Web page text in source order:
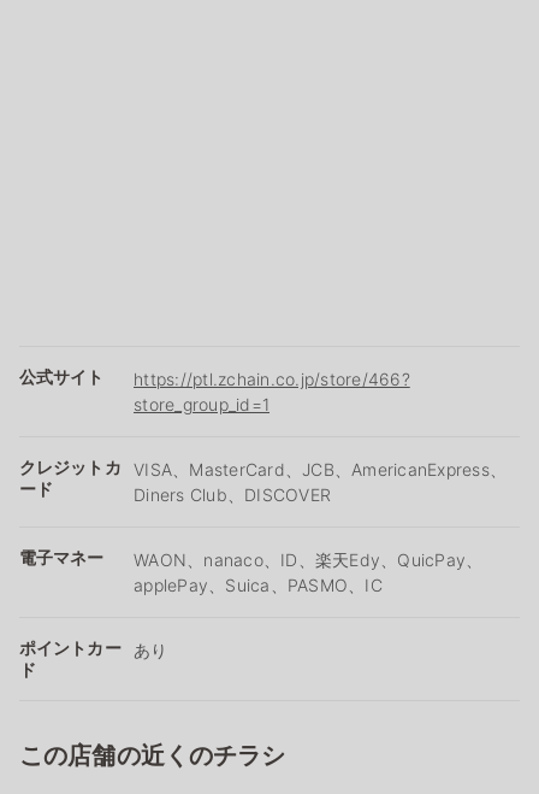
公式サイト
https://ptl.zchain.co.jp/store/466?
store_group_id=1
クレジットカ
ード
VISA、MasterCard、JCB、AmericanExpress、
Diners Club、DISCOVER
電子マネー
WAON、nanaco、ID、楽天Edy、QuicPay、
applePay、Suica、PASMO、IC
ポイントカー
ド
あり
この店舗の近くのチラシ